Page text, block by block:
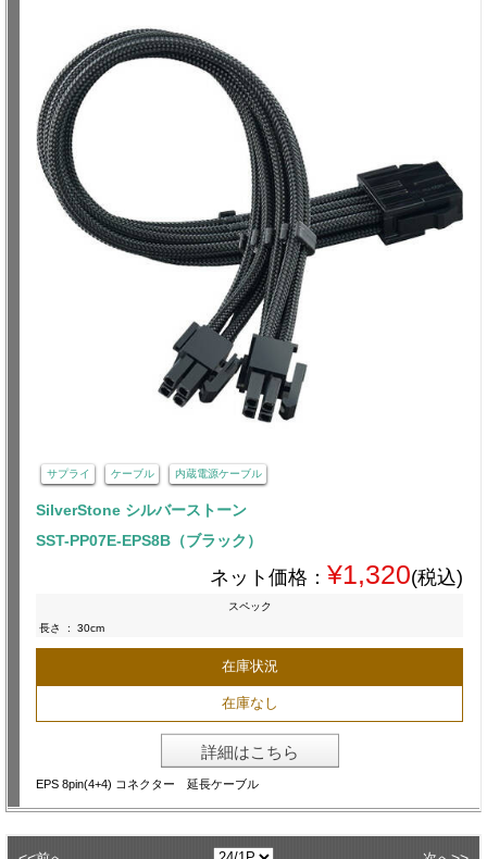
サプライ ケーブル 内蔵電源ケーブル
SilverStone シルバーストーン
SST-PP07E-EPS8B（ブラック）
ネット価格： ¥1,320(税込)
スペック
長さ
: 30cm
在庫状況
在庫なし
詳細はこちら
EPS 8pin(4+4) コネクター 延長ケーブル